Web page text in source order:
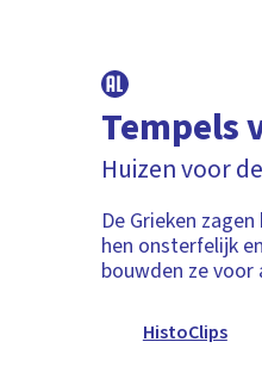
Tempels
Huizen voor
De Grieken
hen onsterfelijk
bouwden ze
HistoClips